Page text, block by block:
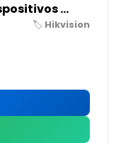
...
🏷️ Hikvision